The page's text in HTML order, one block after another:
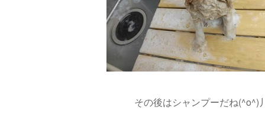
その後はシャンプーだね(^o^)